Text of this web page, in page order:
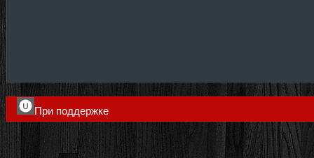
При поддержке